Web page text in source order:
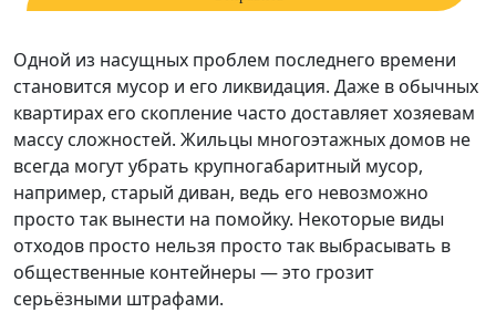
Одной из насущных проблем последнего времени
становится мусор и его ликвидация. Даже в обычных
квартирах его скопление часто доставляет хозяевам
массу сложностей. Жильцы многоэтажных домов не
всегда могут убрать крупногабаритный мусор,
например, старый диван, ведь его невозможно
просто так вынести на помойку. Некоторые виды
отходов просто нельзя просто так выбрасывать в
общественные контейнеры — это грозит
серьёзными штрафами.